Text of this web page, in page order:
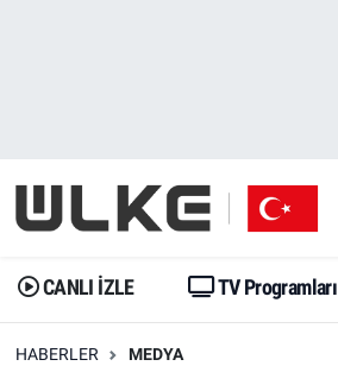
CANLI İZLE TV Programları
HABERLER MEDYA
Gündem
Dünya
Gündem
Trend
İstanbul Namaz Vakitleri
Trafik Durumu